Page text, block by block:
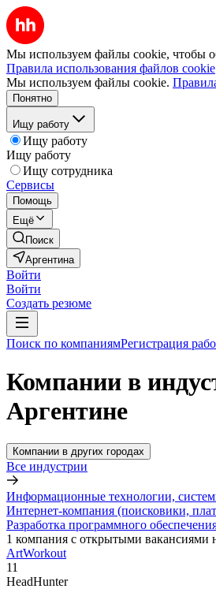
Мы используем файлы cookie, чтобы
Правила использования файлов cookie
Мы используем файлы cookie.
Понятно
Ищу работу
Ищу работу
Ищу работу
Ищу сотрудника
Сервисы
Помощь
Ещё
Поиск
Аргентина
Войти
Войти
Создать резюме
Поиск по компаниямРегистрация
Компании в
Аргентине
Компании в других городах
Все индустрии
Информационные технологии,
Интернет-компания (поисковики,
Разработка программного
1 компания с открытыми вакансиями
ArtWorkout
11
HeadHunter